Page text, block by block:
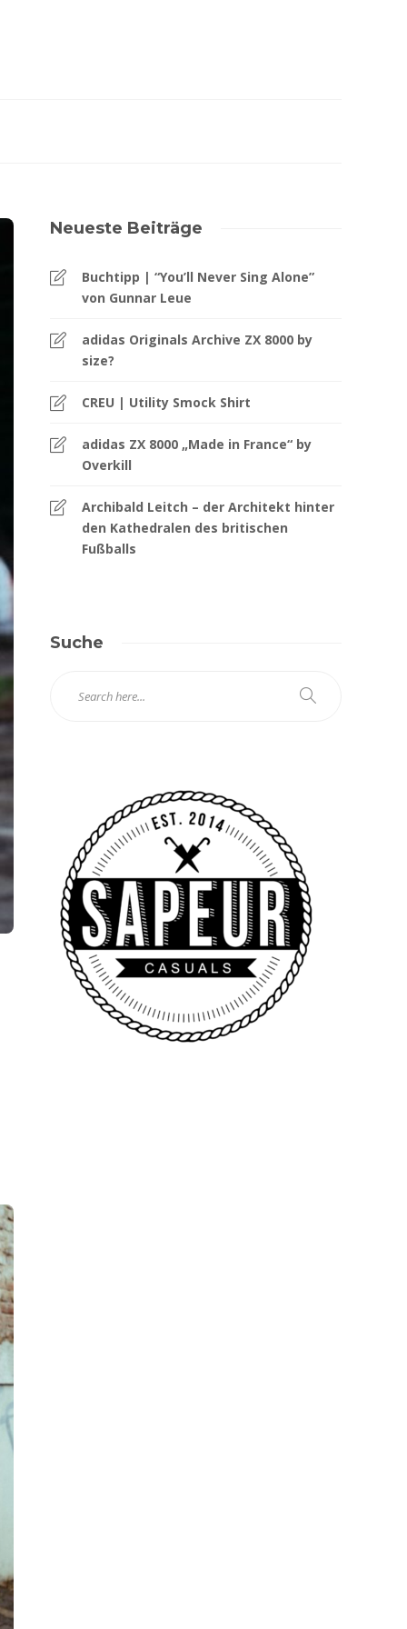
Neueste Beiträge
Buchtipp | “You’ll Never Sing Alone”
von Gunnar Leue
adidas Originals Archive ZX 8000 by
size?
CREU | Utility Smock Shirt
adidas ZX 8000 „Made in France“ by
Overkill
Archibald Leitch – der Architekt hinter
den Kathedralen des britischen
Fußballs
Suche